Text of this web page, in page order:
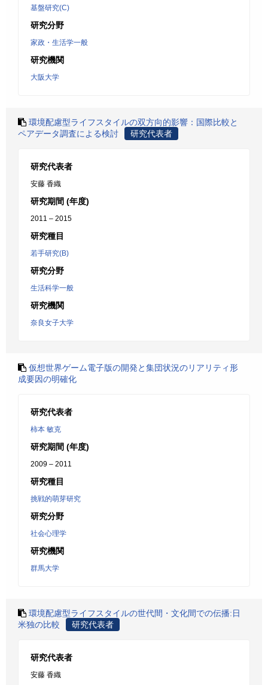
基盤研究(C)
研究分野
家政・生活学一般
研究機関
大阪大学
環境配慮型ライフスタイルの双方向的影響：国際比較と
ペアデータ調査による検討
研究代表者
研究代表者
安藤 香織
研究期間 (年度)
2011 – 2015
研究種目
若手研究(B)
研究分野
生活科学一般
研究機関
奈良女子大学
仮想世界ゲーム電子版の開発と集団状況のリアリティ形
成要因の明確化
研究代表者
柿本 敏克
研究期間 (年度)
2009 – 2011
研究種目
挑戦的萌芽研究
研究分野
社会心理学
研究機関
群馬大学
環境配慮型ライフスタイルの世代間・文化間での伝播:日
米独の比較
研究代表者
研究代表者
安藤 香織